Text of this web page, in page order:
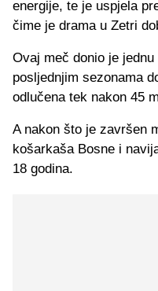
energije, te je uspjela
čime je drama u Zetri
Ovaj meč donio je
posljednjim sezonama
odlučena tek nakon 45
A nakon što je završen
košarkaša Bosne i
18 godina.